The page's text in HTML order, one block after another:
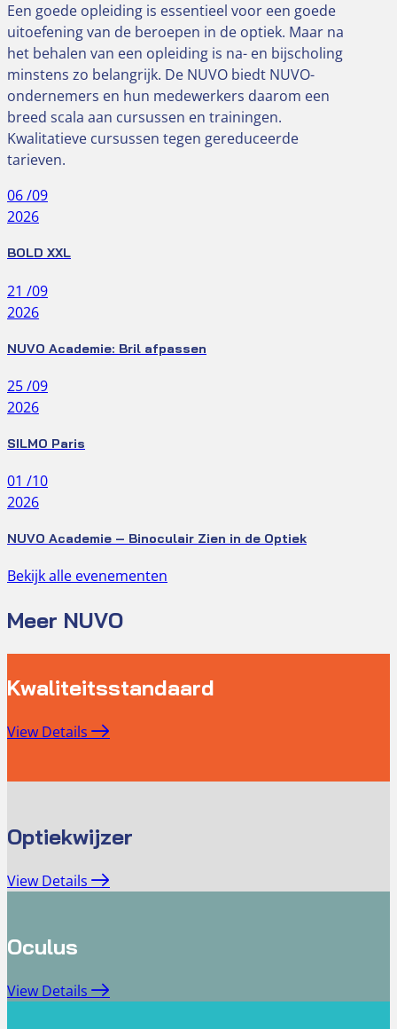
Een goede opleiding is essentieel voor een goede
uitoefening van de beroepen in de optiek. Maar na
het behalen van een opleiding is na- en bijscholing
minstens zo belangrijk. De NUVO biedt NUVO-
ondernemers en hun medewerkers daarom een
breed scala aan cursussen en trainingen.
Kwalitatieve cursussen tegen gereduceerde
tarieven.
06/09
2026
BOLD XXL
21 /09
2026
NUVO Academie: Bril afpassen
25/09
2026
SILMO Paris
01 /10
2026
NUVO Academie – Binoculair Zien in de Optiek
Bekijk alle evenementen
Meer NUVO
Kwaliteitsstandaard
View Details
Optiekwijzer
View Details
Oculus
View Details